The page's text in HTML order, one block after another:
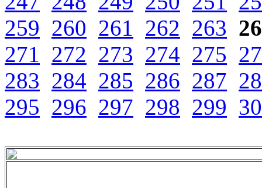
259 260 261 262 263
271 272 273 274 275
283 284 285 286 287
295 296 297 298 299